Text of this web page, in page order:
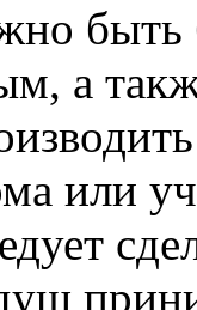
быть
а
или